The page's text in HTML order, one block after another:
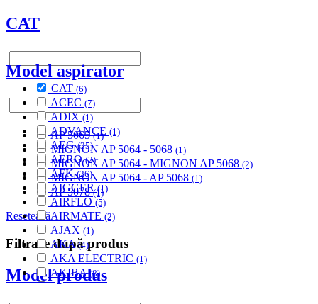
CAT
CAT (6)
ACEC (7)
ADIX (1)
ADVANCE (1)
AEG (35)
AERO (2)
AFK (26)
AIGGER (1)
AIRFLO (5)
AIRMATE (2)
AJAX (1)
AKA (4)
AKA ELECTRIC (1)
AKIBA (8)
ALASKA (28)
ALBATROS (9)
Model aspirator
AP 5065 (1)
MIGNON AP 5064 - 5068 (1)
MIGNON AP 5064 - MIGNON AP 5068 (2)
MIGNON AP 5064 - AP 5068 (1)
AP 5078 (1)
Resetează
Filtrare după produs
Model produs